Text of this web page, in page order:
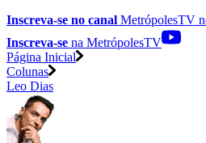
Inscreva-se no canal MetrópolesTV
Inscreva-se na MetrópolesTV
Página Inicial
Colunas
Leo Dias